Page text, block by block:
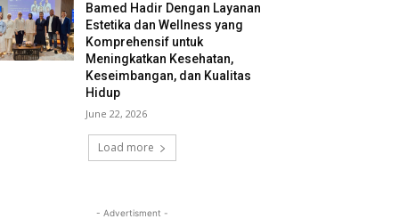
Bamed Hadir Dengan Layanan
Estetika dan Wellness yang
Komprehensif untuk
Meningkatkan Kesehatan,
Keseimbangan, dan Kualitas
Hidup
June 22, 2026
Load more
- Advertisment -